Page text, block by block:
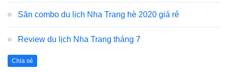
Săn combo du lịch Nha Trang hè 2020 giá rẻ
Review du lịch Nha Trang tháng 7
Chia sẻ